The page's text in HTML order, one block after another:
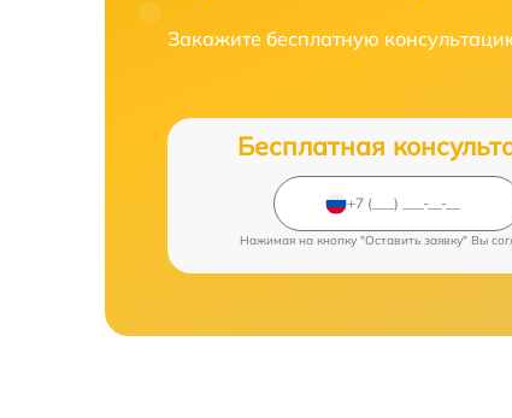
Закажите бесплатную
Бесплатная
Нажимая на кнопку "Оставить заявку" Вы